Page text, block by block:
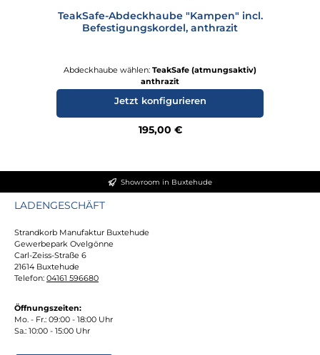
TeakSafe-Abdeckhaube "Kampen" incl.
Befestigungskordel, anthrazit
Abdeckhaube wählen: TeakSafe (atmungsaktiv)
anthrazit
Regulärer Preis:
195,00 €
Jetzt konfigurieren
Showroom in Buxtehude
LADENGESCHÄFT
Strandkorb Manufaktur Buxtehude
Gewerbepark Ovelgönne
Carl-Zeiss-Straße 6
21614 Buxtehude
Telefon: 04161 596680
Öffnungszeiten:
Mo. - Fr.: 09:00 - 18:00 Uhr
Sa.: 10:00 - 15:00 Uhr